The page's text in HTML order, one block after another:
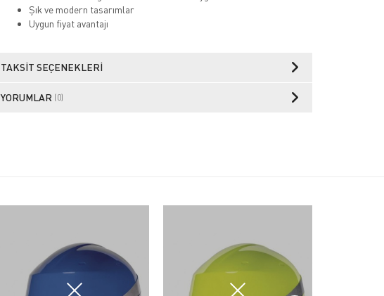
Şık ve modern tasarımlar
Uygun fiyat avantajı
TAKSIT SEÇENEKLERI
YORUMLAR (0)